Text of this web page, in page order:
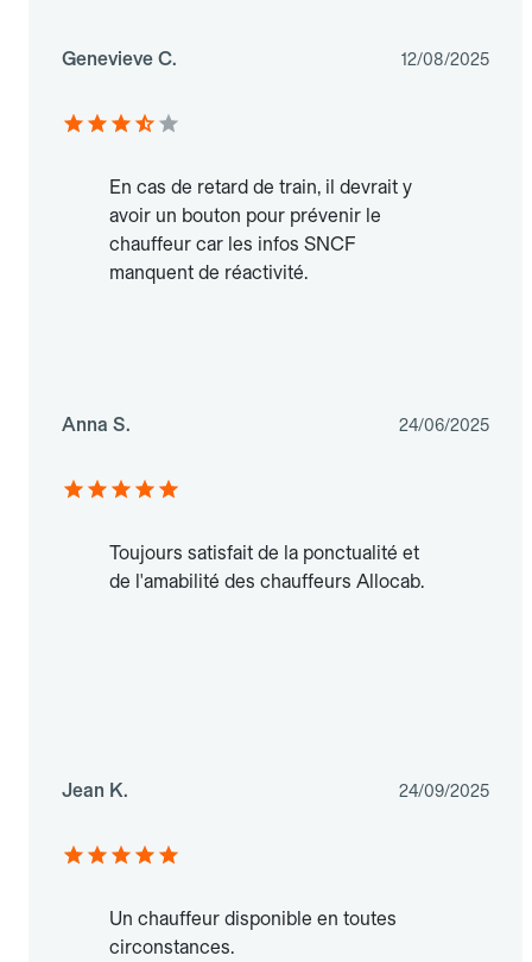
Genevieve C. 12/08/2025
En cas de retard de train, il devrait y
avoir un bouton pour prévenir le
chauffeur car les infos SNCF
manquent de réactivité.
Anna S. 24/06/2025
Toujours satisfait de la ponctualité et
de l'amabilité des chauffeurs Allocab.
Jean K. 24/09/2025
Un chauffeur disponible en toutes
circonstances.